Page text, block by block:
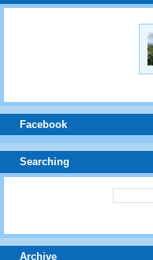
Facebook
Searching
Archive